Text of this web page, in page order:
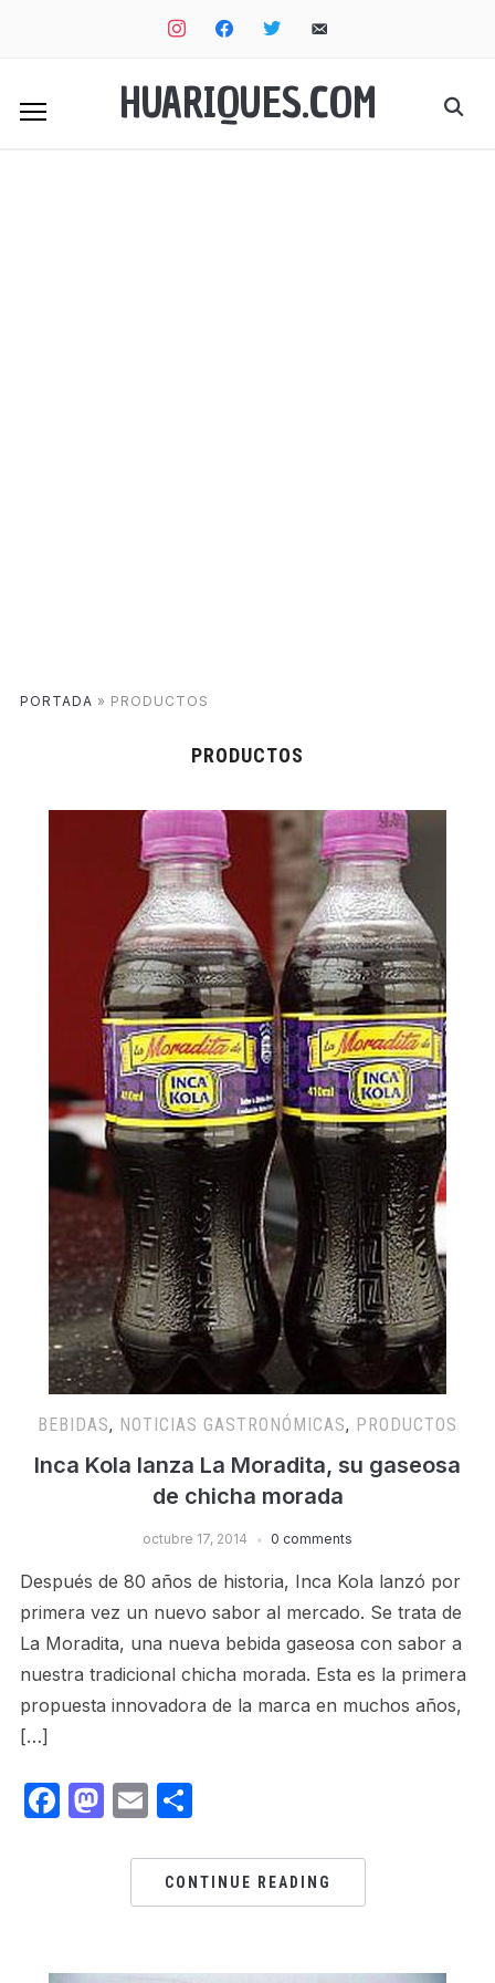
instagramfacebooktwitter
email-
HUARIQUES.COM
PORTADA » PRODUCTOS
PRODUCTOS
BEBIDAS, NOTICIAS GASTRONÓMICAS, PRODUCTOS
Inca Kola lanza La Moradita, su gaseosa
de chicha morada
octubre 17, 2014 0 comments
Después de 80 años de historia, Inca Kola lanzó por
primera vez un nuevo sabor al mercado. Se trata de
La Moradita, una nueva bebida gaseosa con sabor a
nuestra tradicional chicha morada. Esta es la primera
propuesta innovadora de la marca en muchos años,
[…]
Facebook
Mastodon
EmailShare
CONTINUE READING